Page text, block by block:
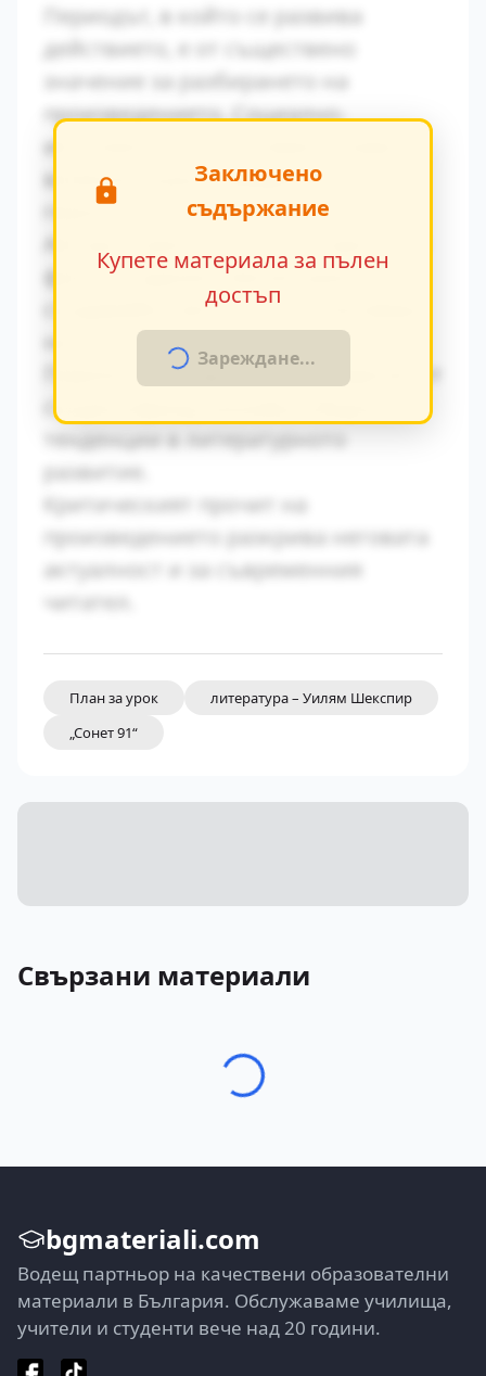
Периодът, в който се развива
действието, е от съществено
значение за разбирането на
произведението. Социално-
икономическите условия оказват
влияние върху поведението на
героите.
факти в художествения разказ,
създавайки автентична атмосфера
на епохата.
Паралелите с други произведения от
същия период показват общите
развитие.
Критическият прочит на
произведението разкрива неговата
актуалност и за съвременния
читател.
Заключено
съдържание
Купете материала за пълен
достъп
Зареждане...
План за урок
литература – Уилям Шекспир
„Сонет 91“
Свързани материали
bgmateriali.com
Водещ партньор на качествени образователни
материали в България. Обслужаваме училища,
учители и студенти вече над 20 години.